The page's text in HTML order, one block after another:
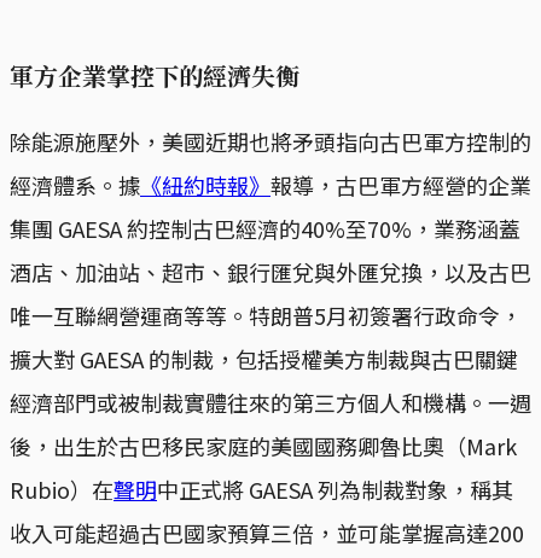
軍方企業掌控下的經濟失衡
除能源施壓外，美國近期也將矛頭指向古巴軍方控制的
經濟體系。據 《紐約時報》 報導，古巴軍方經營的企業
集團 GAESA 約控制古巴經濟的40%至70%，業務涵蓋
酒店、加油站、超市、銀行匯兌與外匯兌換，以及古巴
唯一互聯網營運商等等。特朗普5月初簽署行政命令，
擴大對 GAESA 的制裁，包括授權美方制裁與古巴關鍵
經濟部門或被制裁實體往來的第三方個人和機構。一週
後，出生於古巴移民家庭的美國國務卿魯比奧（Mark
Rubio）在聲明中正式將 GAESA 列為制裁對象，稱其
收入可能超過古巴國家預算三倍，並可能掌握高達200